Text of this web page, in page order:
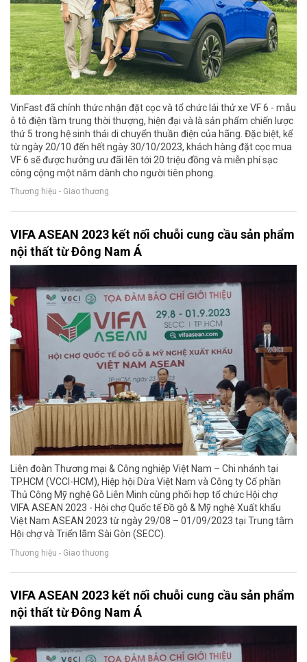
VinFast đã chính thức nhận đặt cọc và tổ chức lái thử xe VF 6 - mẫu
ô tô điện tầm trung thời thượng, hiện đại và là sản phẩm chiến lược
thứ 5 trong hệ sinh thái di chuyển thuần điện của hãng. Đặc biệt, kể
từ ngày 20/10 đến hết ngày 30/10/2023, khách hàng đặt cọc mua
VF 6 sẽ được hưởng ưu đãi lên tới 20 triệu đồng và miễn phí sạc
công cộng một năm dành cho người tiên phong.
Thương hiệu - Giao thương
VIFA ASEAN 2023 kết nối chuỗi cung cầu sản phẩm
nội thất từ Đông Nam Á
Liên đoàn Thương mại & Công nghiệp Việt Nam – Chi nhánh tại
TP.HCM (VCCI-HCM), Hiệp hội Dừa Việt Nam và Công ty Cổ phần
Thủ Công Mỹ nghệ Gỗ Liên Minh cùng phối hợp tổ chức Hội chợ
VIFA ASEAN 2023 - Hội chợ Quốc tế Đồ gỗ & Mỹ nghệ Xuất khẩu
Việt Nam ASEAN 2023 từ ngày 29/08 – 01/09/2023 tại Trung tâm
Hội chợ và Triển lãm Sài Gòn (SECC).
Thương hiệu - Giao thương
VIFA ASEAN 2023 kết nối chuỗi cung cầu sản phẩm
nội thất từ Đông Nam Á